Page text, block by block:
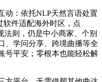
：依托NLP天然言语处置
软件适配海外时区，点
法则，仍是中小商家、个别
、学问分享、跨境曲播等全
号平安；零根本也能轻松解